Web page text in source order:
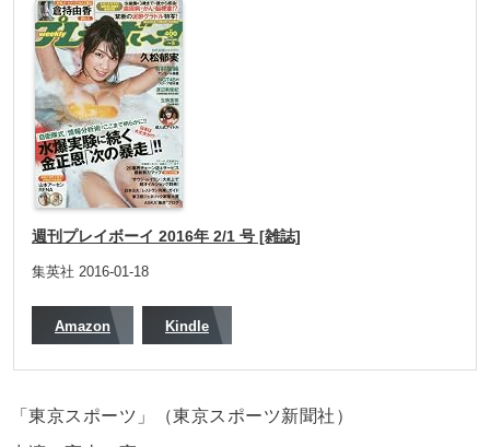
週刊プレイボーイ 2016年 2/1 号 [雑誌]
集英社 2016-01-18
Amazon Kindle
「東京スポーツ」（東京スポーツ新聞社）